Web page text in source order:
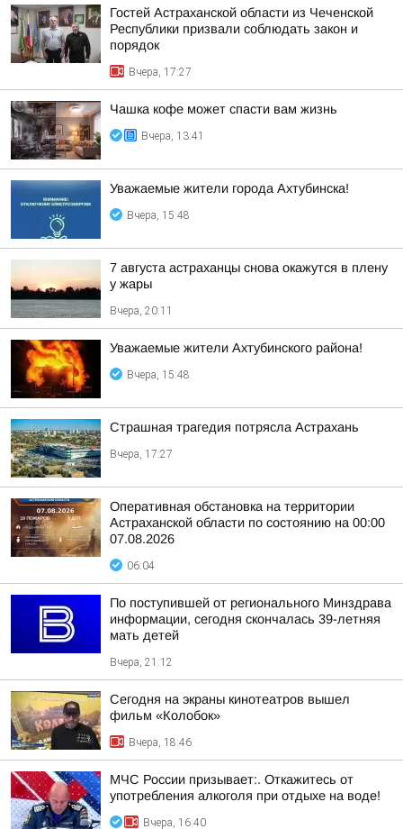
Гостей Астраханской области из Чеченской
Республики призвали соблюдать закон и
порядок
Вчера, 17:27
Чашка кофе может спасти вам жизнь
Вчера, 13:41
Уважаемые жители города Ахтубинска!
Вчера, 15:48
7 августа астраханцы снова окажутся в плену
у жары
Вчера, 20:11
Уважаемые жители Ахтубинского района!
Вчера, 15:48
Страшная трагедия потрясла Астрахань
Вчера, 17:27
Оперативная обстановка на территории
Астраханской области по состоянию на 00:00
07.08.2026
06:04
По поступившей от регионального Минздрава
информации, сегодня скончалась 39-летняя
мать детей
Вчера, 21:12
Сегодня на экраны кинотеатров вышел
фильм «Колобок»
Вчера, 18:46
МЧС России призывает:. Откажитесь от
употребления алкоголя при отдыхе на воде!
Вчера, 16:40